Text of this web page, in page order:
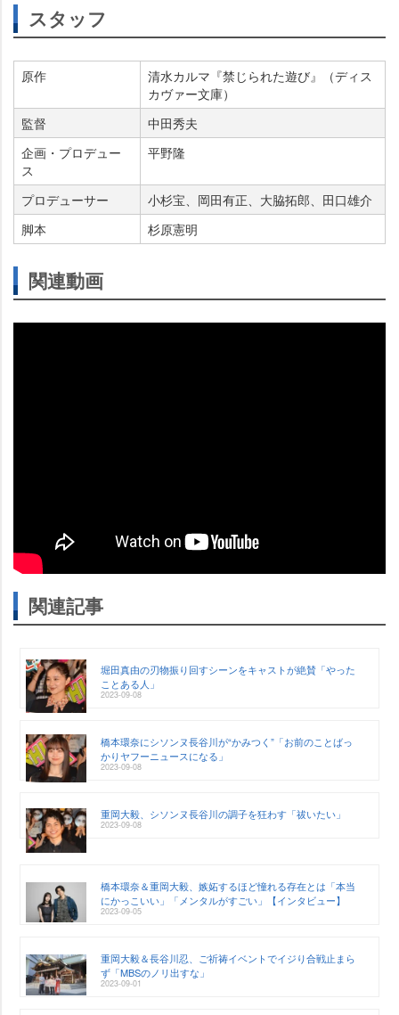
スタッフ
原作
清水カルマ『禁じられた遊び』（ディス
カヴァー文庫）
監督
中田秀夫
企画・プロデュー
ス
平野隆
プロデューサー
小杉宝、岡田有正、大脇拓郎、田口雄介
脚本
杉原憲明
関連動画
関連記事
堀田真由の刃物振り回すシーンをキャストが絶賛「やった
ことある人」
2023-09-08
橋本環奈にシソンヌ長谷川が“かみつく”「お前のことばっ
かりヤフーニュースになる」
2023-09-08
重岡大毅、シソンヌ長谷川の調子を狂わす「祓いたい」
2023-09-08
橋本環奈＆重岡大毅、嫉妬するほど憧れる存在とは「本当
にかっこいい」「メンタルがすごい」【インタビュー】
2023-09-05
重岡大毅＆長谷川忍、ご祈祷イベントでイジり合戦止まら
ず「MBSのノリ出すな」
2023-09-01